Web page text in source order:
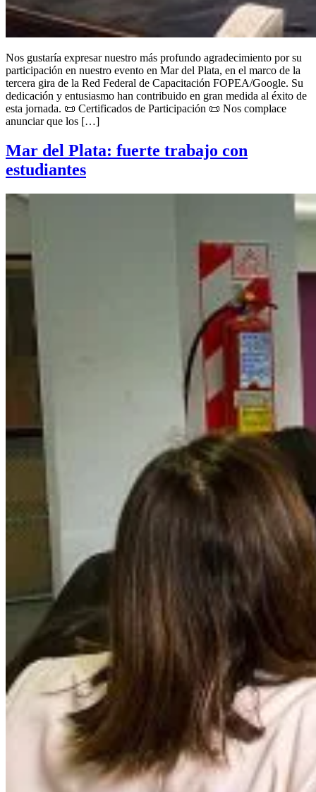
Nos gustaría expresar nuestro más profundo agradecimiento por su
participación en nuestro evento en Mar del Plata, en el marco de la
tercera gira de la Red Federal de Capacitación FOPEA/Google. Su
dedicación y entusiasmo han contribuido en gran medida al éxito de
esta jornada. 📜 Certificados de Participación 📜 Nos complace
anunciar que los […]
Mar del Plata: fuerte trabajo con
estudiantes